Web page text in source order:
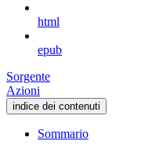
html
epub
Sorgente
Azioni
indice dei contenuti
Sommario